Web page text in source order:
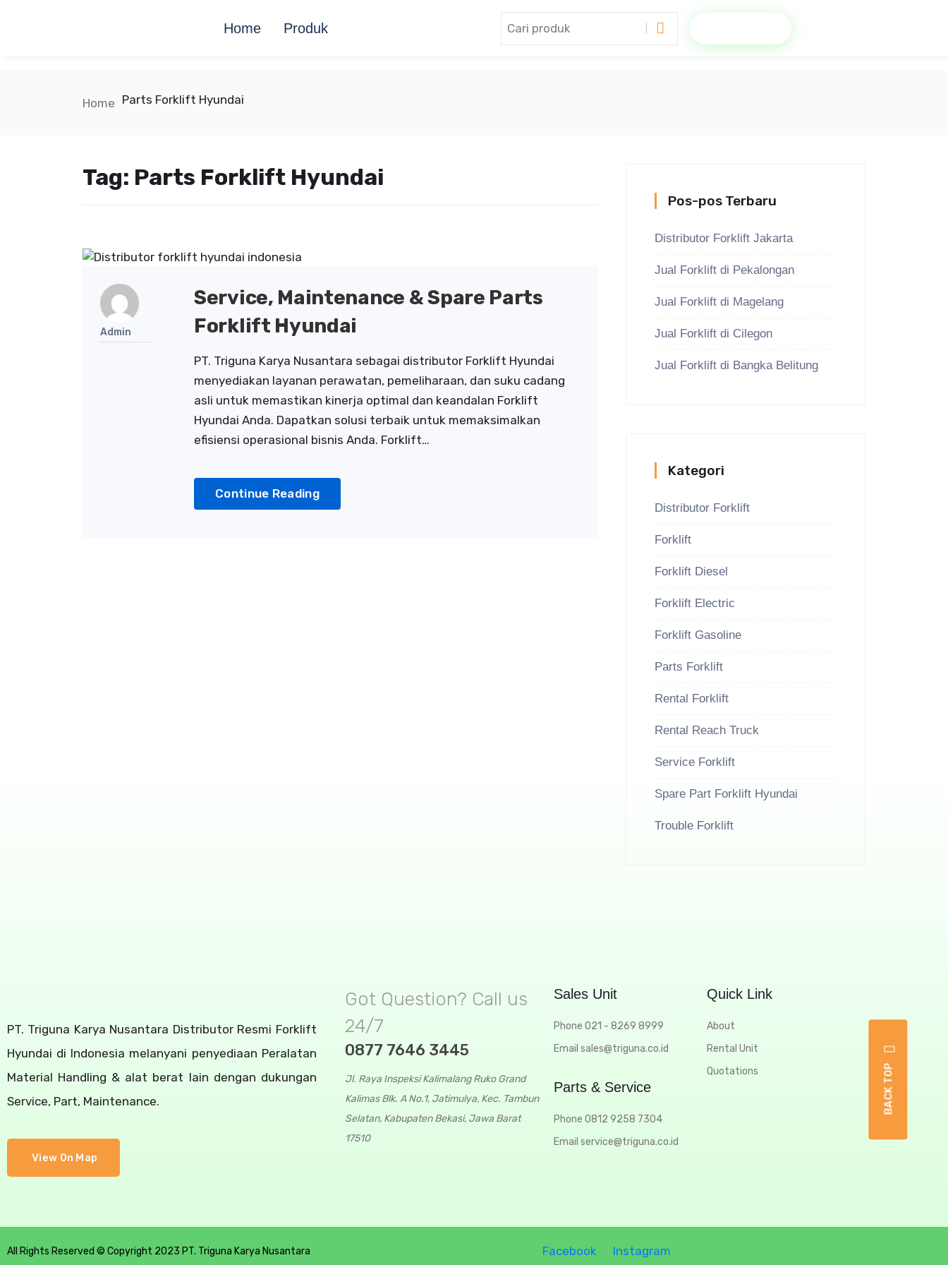
Home Produk
Home Parts Forklift Hyundai
Tag: Parts Forklift Hyundai
Admin
Service, Maintenance & Spare Parts
Forklift Hyundai
PT. Triguna Karya Nusantara sebagai distributor Forklift Hyundai
menyediakan layanan perawatan, pemeliharaan, dan suku cadang
asli untuk memastikan kinerja optimal dan keandalan Forklift
Hyundai Anda. Dapatkan solusi terbaik untuk memaksimalkan
efisiensi operasional bisnis Anda. Forklift…
Continue Reading
Pos-pos Terbaru
Distributor Forklift Jakarta
Jual Forklift di Pekalongan
Jual Forklift di Magelang
Jual Forklift di Cilegon
Jual Forklift di Bangka Belitung
Kategori
Distributor Forklift
Forklift
Forklift Diesel
Forklift Electric
Forklift Gasoline
Parts Forklift
Rental Forklift
Rental Reach Truck
Service Forklift
Spare Part Forklift Hyundai
Trouble Forklift
PT. Triguna Karya Nusantara Distributor Resmi Forklift
Hyundai di Indonesia melanyani penyediaan Peralatan
Material Handling & alat berat lain dengan dukungan
Service, Part, Maintenance.
View On Map
Got Question? Call us
24/7
0877 7646 3445
Jl. Raya Inspeksi Kalimalang Ruko Grand
Kalimas Blk. A No.1, Jatimulya, Kec. Tambun
Selatan, Kabupaten Bekasi, Jawa Barat
17510
Sales Unit
Phone 021 - 8269 8999
Email sales@triguna.co.id
Parts & Service
Phone 0812 9258 7304
Email service@triguna.co.id
Quick Link
About
Rental Unit
Quotations
BACK TOP
All Rights Reserved © Copyright 2023 PT. Triguna Karya Nusantara Facebook Instagram